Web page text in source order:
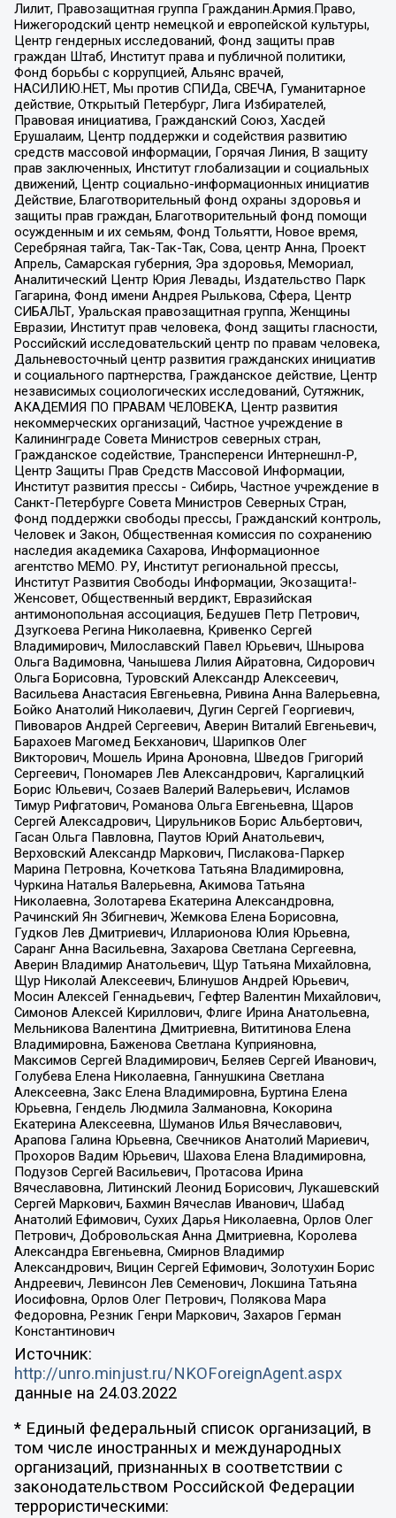
Лилит, Правозащитная группа Гражданин.Армия.Право,
Нижегородский центр немецкой и европейской культуры,
Центр гендерных исследований, Фонд защиты прав
граждан Штаб, Институт права и публичной политики,
Фонд борьбы с коррупцией, Альянс врачей,
НАСИЛИЮ.НЕТ, Мы против СПИДа, СВЕЧА, Гуманитарное
действие, Открытый Петербург, Лига Избирателей,
Правовая инициатива, Гражданский Союз, Хасдей
Ерушалаим, Центр поддержки и содействия развитию
средств массовой информации, Горячая Линия, В защиту
прав заключенных, Институт глобализации и социальных
движений, Центр социально-информационных инициатив
Действие, Благотворительный фонд охраны здоровья и
защиты прав граждан, Благотворительный фонд помощи
осужденным и их семьям, Фонд Тольятти, Новое время,
Серебряная тайга, Так-Так-Так, Сова, центр Анна, Проект
Апрель, Самарская губерния, Эра здоровья, Мемориал,
Аналитический Центр Юрия Левады, Издательство Парк
Гагарина, Фонд имени Андрея Рылькова, Сфера, Центр
СИБАЛЬТ, Уральская правозащитная группа, Женщины
Евразии, Институт прав человека, Фонд защиты гласности,
Российский исследовательский центр по правам человека,
Дальневосточный центр развития гражданских инициатив
и социального партнерства, Гражданское действие, Центр
независимых социологических исследований, Сутяжник,
АКАДЕМИЯ ПО ПРАВАМ ЧЕЛОВЕКА, Центр развития
некоммерческих организаций, Частное учреждение в
Калининграде Совета Министров северных стран,
Гражданское содействие, Трансперенси Интернешнл-Р,
Центр Защиты Прав Средств Массовой Информации,
Институт развития прессы - Сибирь, Частное учреждение в
Санкт-Петербурге Совета Министров Северных Стран,
Фонд поддержки свободы прессы, Гражданский контроль,
Человек и Закон, Общественная комиссия по сохранению
наследия академика Сахарова, Информационное
агентство МЕМО. РУ, Институт региональной прессы,
Институт Развития Свободы Информации, Экозащита!-
Женсовет, Общественный вердикт, Евразийская
антимонопольная ассоциация, Бедушев Петр Петрович,
Дзугкоева Регина Николаевна, Кривенко Сергей
Владимирович, Милославский Павел Юрьевич, Шнырова
Ольга Вадимовна, Чанышева Лилия Айратовна, Сидорович
Ольга Борисовна, Туровский Александр Алексеевич,
Васильева Анастасия Евгеньевна, Ривина Анна Валерьевна,
Бойко Анатолий Николаевич, Дугин Сергей Георгиевич,
Пивоваров Андрей Сергеевич, Аверин Виталий Евгеньевич,
Барахоев Магомед Бекханович, Шарипков Олег
Викторович, Мошель Ирина Ароновна, Шведов Григорий
Сергеевич, Пономарев Лев Александрович, Каргалицкий
Борис Юльевич, Созаев Валерий Валерьевич, Исламов
Тимур Рифгатович, Романова Ольга Евгеньевна, Щаров
Сергей Алексадрович, Цирульников Борис Альбертович,
Гасан Ольга Павловна, Паутов Юрий Анатольевич,
Верховский Александр Маркович, Пислакова-Паркер
Марина Петровна, Кочеткова Татьяна Владимировна,
Чуркина Наталья Валерьевна, Акимова Татьяна
Николаевна, Золотарева Екатерина Александровна,
Рачинский Ян Збигневич, Жемкова Елена Борисовна,
Гудков Лев Дмитриевич, Илларионова Юлия Юрьевна,
Саранг Анна Васильевна, Захарова Светлана Сергеевна,
Аверин Владимир Анатольевич, Щур Татьяна Михайловна,
Щур Николай Алексеевич, Блинушов Андрей Юрьевич,
Мосин Алексей Геннадьевич, Гефтер Валентин Михайлович,
Симонов Алексей Кириллович, Флиге Ирина Анатольевна,
Мельникова Валентина Дмитриевна, Вититинова Елена
Владимировна, Баженова Светлана Куприяновна,
Максимов Сергей Владимирович, Беляев Сергей Иванович,
Голубева Елена Николаевна, Ганнушкина Светлана
Алексеевна, Закс Елена Владимировна, Буртина Елена
Юрьевна, Гендель Людмила Залмановна, Кокорина
Екатерина Алексеевна, Шуманов Илья Вячеславович,
Арапова Галина Юрьевна, Свечников Анатолий Мариевич,
Прохоров Вадим Юрьевич, Шахова Елена Владимировна,
Подузов Сергей Васильевич, Протасова Ирина
Вячеславовна, Литинский Леонид Борисович, Лукашевский
Сергей Маркович, Бахмин Вячеслав Иванович, Шабад
Анатолий Ефимович, Сухих Дарья Николаевна, Орлов Олег
Петрович, Добровольская Анна Дмитриевна, Королева
Александра Евгеньевна, Смирнов Владимир
Александрович, Вицин Сергей Ефимович, Золотухин Борис
Андреевич, Левинсон Лев Семенович, Локшина Татьяна
Иосифовна, Орлов Олег Петрович, Полякова Мара
Федоровна, Резник Генри Маркович, Захаров Герман
Константинович
Источник:
http://unro.minjust.ru/NKOForeignAgent.aspx
данные на 24.03.2022
* Единый федеральный список организаций, в
том числе иностранных и международных
организаций, признанных в соответствии с
законодательством Российской Федерации
террористическими: